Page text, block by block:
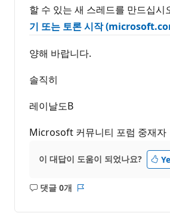
할 수 있는 새 스레드를 만드십시
기 또는 토론 시작
양해 바랍니다.
솔직히
레이날도B
Microsoft 커뮤니티 포럼 중재자
이 대답이 도움이 되었나요?
댓글 0개
설